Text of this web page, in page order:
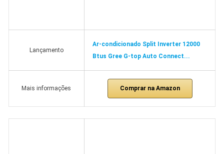
Lançamento
Ar-condicionado Split Inverter 12000
Btus Gree G-top Auto Connect...
Mais informações Comprar na Amazon